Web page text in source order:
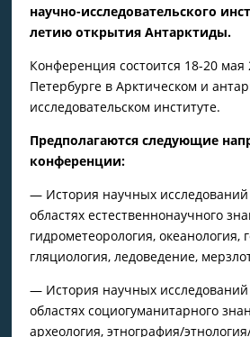
научно-исследовательского
летию открытия Антарктиды.
Конференция состоится 18-20 мая
Петербурге в Арктическом и
исследовательском институте.
Предполагаются следующие
конференции:
— История научных
областях естественнонаучного
гидрометеорология, океанология,
гляциология, ледоведение,
— История научных
областях социогуманитарного
археология, этнография/